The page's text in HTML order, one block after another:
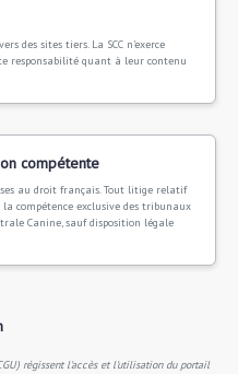
des sites tiers. La SCC n'exerce
responsabilité quant à leur contenu
compétente
au droit français. Tout litige relatif
compétence exclusive des tribunaux
Canine, sauf disposition légale
régissent l'accès et l'utilisation du portail